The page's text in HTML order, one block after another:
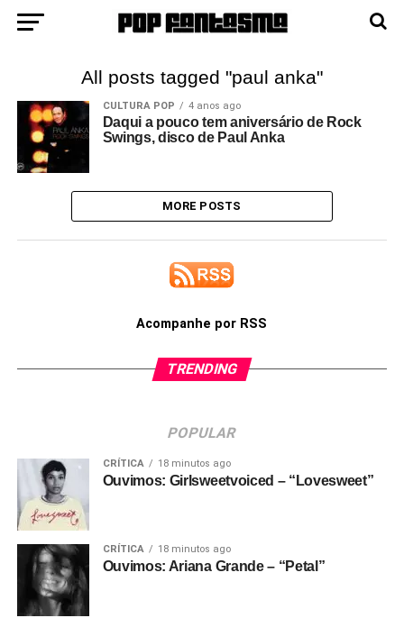
All posts tagged "paul anka"
CULTURA POP 4 anos ago
Daqui a pouco tem aniversário de Rock
Swings, disco de Paul Anka
MORE POSTS
Acompanhe por RSS
TRENDING
POPULAR
CRÍTICA 18 minutos ago
Ouvimos: Girlsweetvoiced – “Lovesweet”
CRÍTICA 18 minutos ago
Ouvimos: Ariana Grande – “Petal”